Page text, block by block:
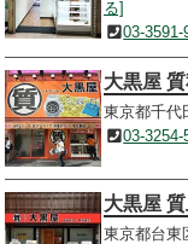
る]
03-3591-
大黒屋
東京都千代
03-3254-
大黒屋
東京都台東